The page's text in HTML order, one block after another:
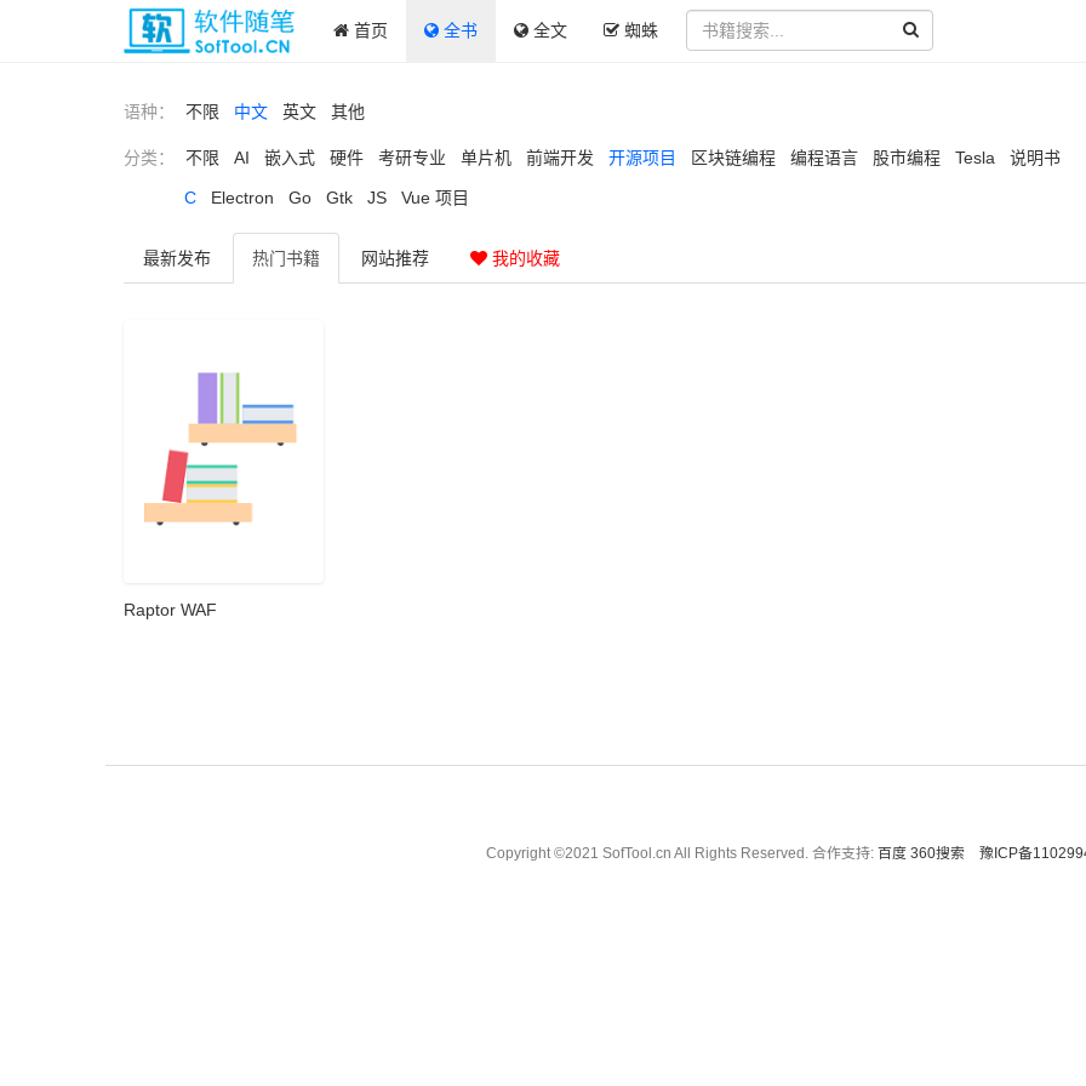
首页 全书 全文 蜘蛛
语种： 不限 中文 英文 其他
分类： 不限 AI 嵌入式 硬件 考研专业 单片机 前端开发 开源项目 区块链编程 编程语言 股市编程 Tesla 说明书
C Electron Go Gtk JS Vue 项目
最新发布 热门书籍 网站推荐 我的收藏
Raptor WAF
Copyright ©2021 SofTool.cn All Rights Reserved. 合作支持: 百度 360搜索 豫ICP备